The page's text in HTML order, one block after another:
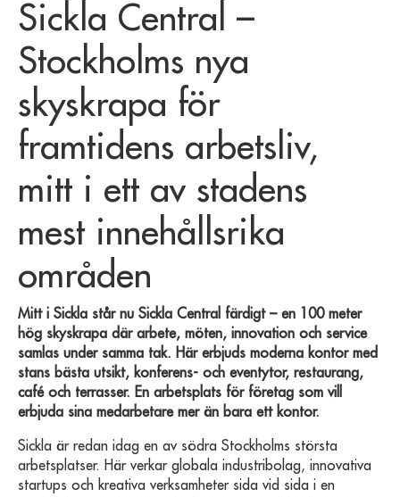
Sickla Central –
Stockholms nya
skyskrapa för
framtidens arbetsliv,
mitt i ett av stadens
mest innehållsrika
områden
Mitt i Sickla står nu Sickla Central färdigt – en 100 meter
hög skyskrapa där arbete, möten, innovation och service
samlas under samma tak. Här erbjuds moderna kontor med
stans bästa utsikt, konferens- och eventytor, restaurang,
café och terrasser. En arbetsplats för företag som vill
erbjuda sina medarbetare mer än bara ett kontor.
Sickla är redan idag en av södra Stockholms största
arbetsplatser. Här verkar globala industribolag, innovativa
startups och kreativa verksamheter sida vid sida i en